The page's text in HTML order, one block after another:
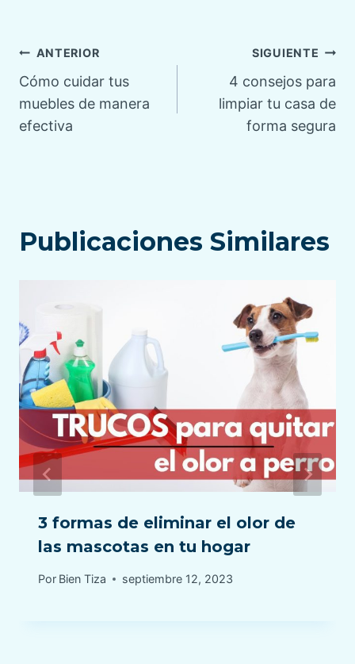
Navegación
de
entradas
ANTERIOR
Cómo cuidar tus
muebles de manera
efectiva
SIGUIENTE
4 consejos para
limpiar tu casa de
forma segura
Publicaciones Similares
3 formas de eliminar el olor de
las mascotas en tu hogar
Por Bien Tiza septiembre 12, 2023